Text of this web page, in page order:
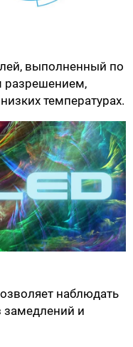
выполненный по
разрешением,
температурах.
наблюдать
и